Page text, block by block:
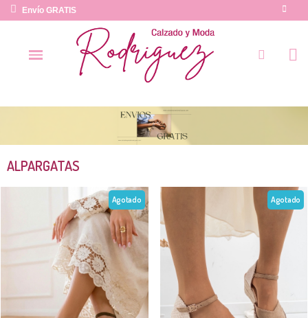
Envío GRATIS
ALPARGATAS
Agotado Agotado